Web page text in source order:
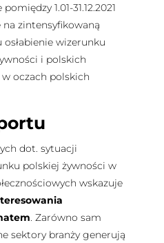
1.01-31.12.2021
zintensyfikowaną
wizerunku
i polskich
oczach polskich
dot. sytuacji
polskiej żywności w
wskazuje
. Zarówno sam
sektory branży generują